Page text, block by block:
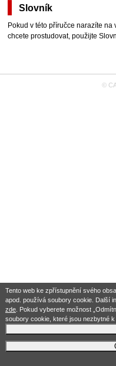
Tento web ke zpřístupnění svého
apod. používá soubory cookie. Další
zde. Pokud vyberete možnost
soubory cookie, které jsou nezbytné
Slovník
Pokud v této příručce narazíte
chcete prostudovat, použijte
©